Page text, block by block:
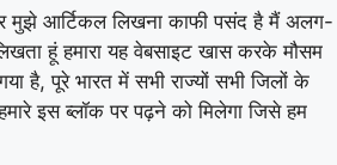
मुझे आर्टिकल लिखना काफी पसंद है मैं अलग-
हूं हमारा यह वेबसाइट खास करके मौसम
है, पूरे भारत में सभी राज्यों सभी जिलों के
इस ब्लॉक पर पढ़ने को मिलेगा जिसे हम